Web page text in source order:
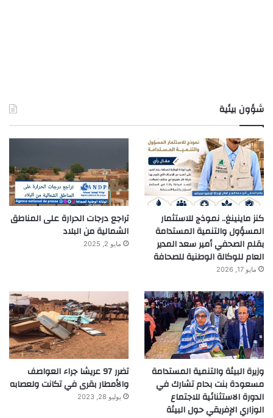
شؤون بيئية
كنز ماينينغ.. نموذج للاستثمار
المسؤول والتنمية المستدامة
بقلم الصحفي أمير سعد المدير
العام للوكالة الوطنية للصحافة
مايو 17, 2026
تراجع درجات الحرارة على المناطق
الشمالية من البلاد
مايو 2, 2025
وزيرة البيئة والتنمية المستدامة
مسعودة بنت بحام تشارك في
الدورة الاستثنائية للاجتماع
الوزاري الإفريقي حول البيئة
تضرر 97 عريشا جراء العواصف
والأمطار بقرى في تكانت ولعصابه
يوليو 28, 2023